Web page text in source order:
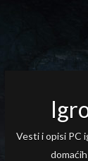
Vesti i opisi PC